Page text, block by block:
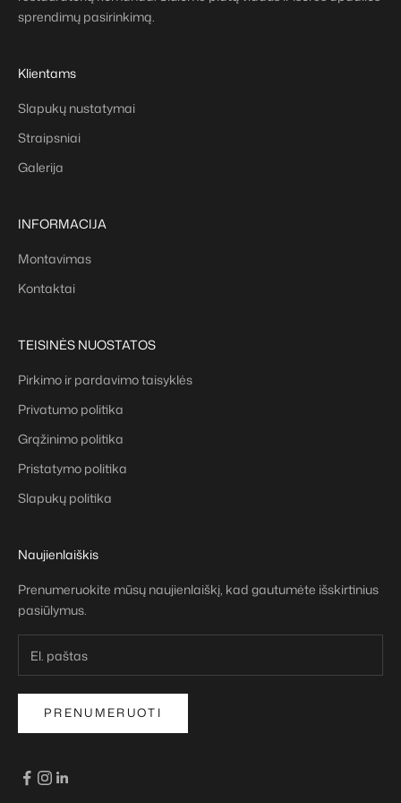
sprendimų pasirinkimą.
Klientams
Slapukų nustatymai
Straipsniai
Galerija
INFORMACIJA
Montavimas
Kontaktai
TEISINĖS NUOSTATOS
Pirkimo ir pardavimo taisyklės
Privatumo politika
Grąžinimo politika
Pristatymo politika
Slapukų politika
Naujienlaiškis
Prenumeruokite mūsų naujienlaiškį, kad gautumėte išskirtinius
pasiūlymus.
PRENUMERUOTI